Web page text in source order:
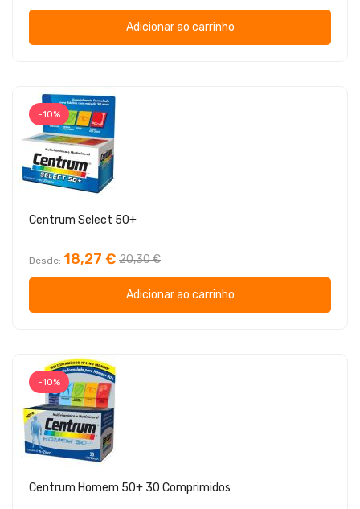
Adicionar ao carrinho
-10%
Centrum Select 50+
Desde 18,27 € 20,30 €
Adicionar ao carrinho
-10%
Centrum Homem 50+ 30 Comprimidos